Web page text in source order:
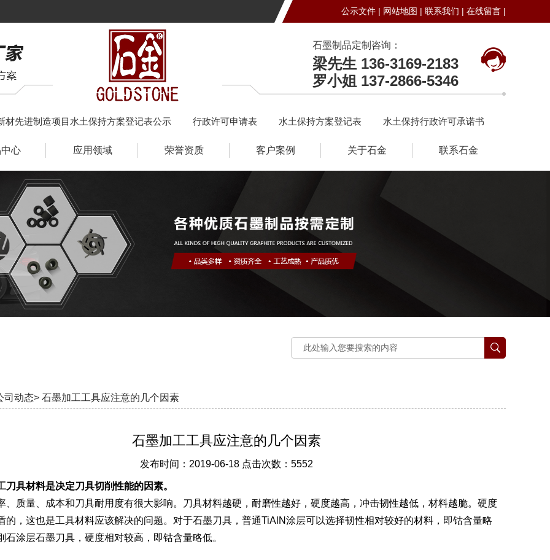
公示文件 | 网站地图 | 联系我们 | 在线留言 |
石墨制品定制咨询：
梁先生 136-3169-2183
罗小姐 137-2866-5346
水土保持行政许可承诺书
水土保持方案登记表
行政许可申请表
材先进制造项目水土保持方案登记表公示
心 应用领域 荣誉资质 客户案例 关于石金 联系石金
司动态> 石墨加工工具应注意的几个因素
石墨加工工具应注意的几个因素
发布时间：2019-06-18 点击次数：5552
刀具材料是决定刀具切削性能的因素。
、质量、成本和刀具耐用度有很大影响。刀具材料越硬，耐磨性越好，硬度越高，冲击韧性越低，材料越脆。硬度
的，这也是工具材料应该解决的问题。对于石墨刀具，普通TiAlN涂层可以选择韧性相对较好的材料，即钴含量略
石涂层石墨刀具，硬度相对较高，即钴含量略低。